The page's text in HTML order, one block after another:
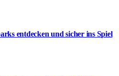
entdecken und sicher ins Spiel